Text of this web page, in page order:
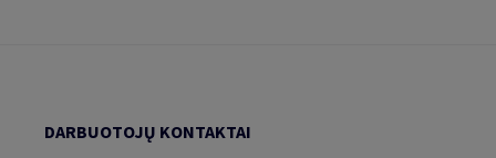
DARBUOTOJŲ KONTAKTAI